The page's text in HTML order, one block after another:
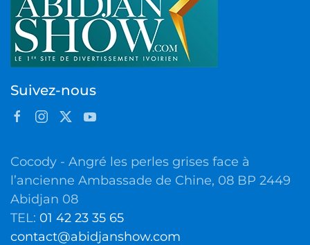
Suivez-nous
Cocody - Angré les perles grises face à
l’ancienne Ambassade de Chine, 08 BP 2449
Abidjan 08
TEL: 01 42 23 35 65
contact@abidjanshow.com